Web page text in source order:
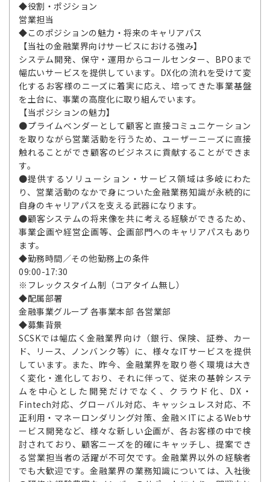
◆役割・ポジション
営業担当
◆このポジションの魅力・将来のキャリアパス
【当社の金融業界向けサービスにおける強み】
システム開発、保守・運用からコールセンター、BPOまで
幅広いサービスを提供しています。DX化の流れを受けて変
化するお客様のニーズに着実に応え、培ってきた事業基盤
を土台に、事業の高度化に取り組んでいます。
【当ポジションの魅力】
●プライムベンダーとして顧客と直接コミュニケーション
を取りながら営業活動を行うため、ユーザーニーズに直接
触れることができ顧客のビジネスに貢献することができま
す。
●提供するソリューション・サービス領域は多岐にわた
り、営業活動のなかで身についた金融業務知識が永続的に
自身のキャリアパスを支える武器になります。
●顧客システムの将来像を共に考える経験ができるため、
事業企画や経営企画等、企画部門へのキャリアパスもあり
ます。
◆勤務時間／その他勤務上の条件
09:00-17:30
※フレックスタイム制（コアタイム無し）
◆配属部署
金融事業グループ 各事業本部 各営業部
◆募集背景
SCSKでは幅広く金融業界向け（銀行、保険、証券、カー
ド、リース、ノンバンク等）に、様々なITサービスを提供
しています。また、昨今、金融業界を取り巻く環境は大き
く変化・進化しており、それに伴って、従来の基幹システ
ムを中心とした開発だけでなく、クラウド化、DX・
Fintech対応、グローバル対応、キャッシュレス対応、不
正利用・マネーロンダリング対策、金融×ITによるWebサ
ービス開発など、様々な新しい企画が、各お客様の中で検
討されており、顧客ニーズを的確にキャッチし、提案でき
る営業担当者の活躍が不可欠です。金融業界以外の経験者
でも大歓迎です。金融業界の業務知識については、入社後